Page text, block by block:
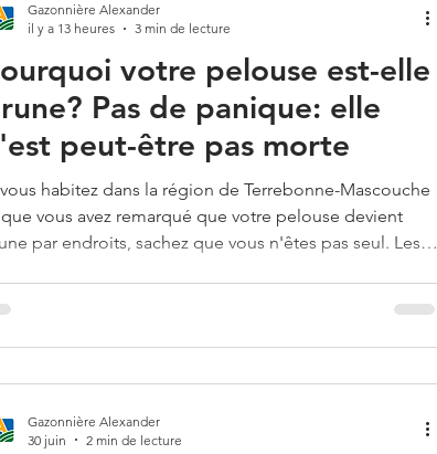
votre pelouse est-elle
Pas de panique: elle
peut-être pas morte
habitez dans la région de Terrebonne-Mascouche
vous avez remarqué que votre pelouse devient
par endroits, sachez que vous n'êtes pas seul. Les
gazon est en train de mourir. La bonne nouvelle?
bien des cas, votre pelouse n'est pas morte : elle est
Gazonnière Alexander
il y a 13 heures
3 min de lecture
Gazonnière Alexander
30 juin
2 min de lecture